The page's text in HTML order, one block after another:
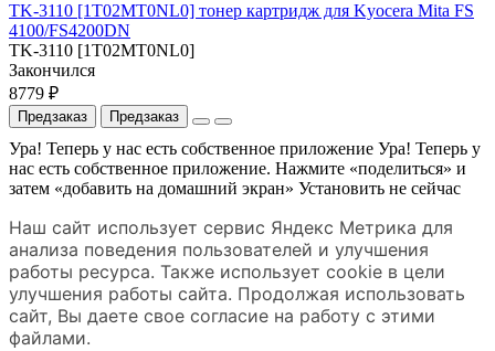
TK-3110 [1T02MT0NL0] тонер картридж для Kyocera Mita FS
4100/FS4200DN
TK-3110 [1T02MT0NL0]
Закончился
8779 ₽
Предзаказ Предзаказ
Ура! Теперь у нас есть собственное приложение Ура! Теперь у
нас есть собственное приложение. Нажмите «поделиться» и
затем «добавить на домашний экран» Установить не сейчас
Наш сайт использует сервис Яндекс Метрика для
анализа поведения пользователей и улучшения
работы ресурса. Также использует cookie в цели
улучшения работы сайта. Продолжая использовать
сайт, Вы даете свое согласие на работу с этими
файлами.